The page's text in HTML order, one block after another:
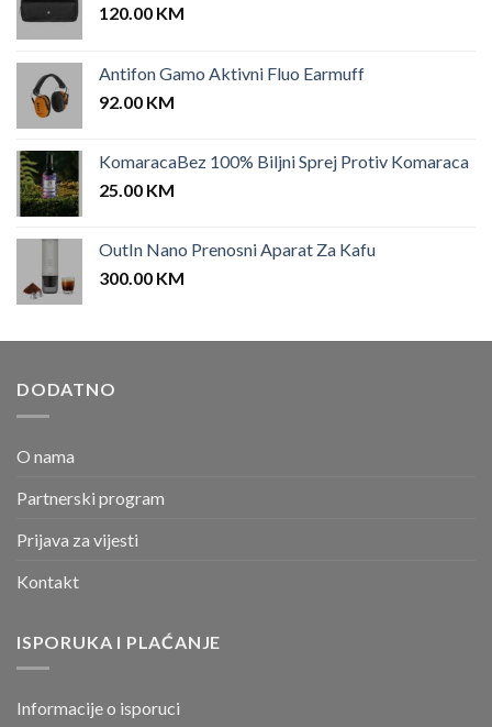
120.00 KM
Antifon Gamo Aktivni Fluo Earmuff
92.00 KM
KomaracaBez 100% Biljni Sprej Protiv Komaraca
25.00 KM
OutIn Nano Prenosni Aparat Za Kafu
300.00 KM
DODATNO
O nama
Partnerski program
Prijava za vijesti
Kontakt
ISPORUKA I PLAĆANJE
Informacije o isporuci